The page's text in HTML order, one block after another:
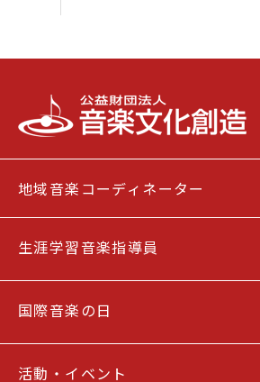
地域音楽コーディネーター
生涯学習音楽指導員
国際音楽の日
活動・イベント